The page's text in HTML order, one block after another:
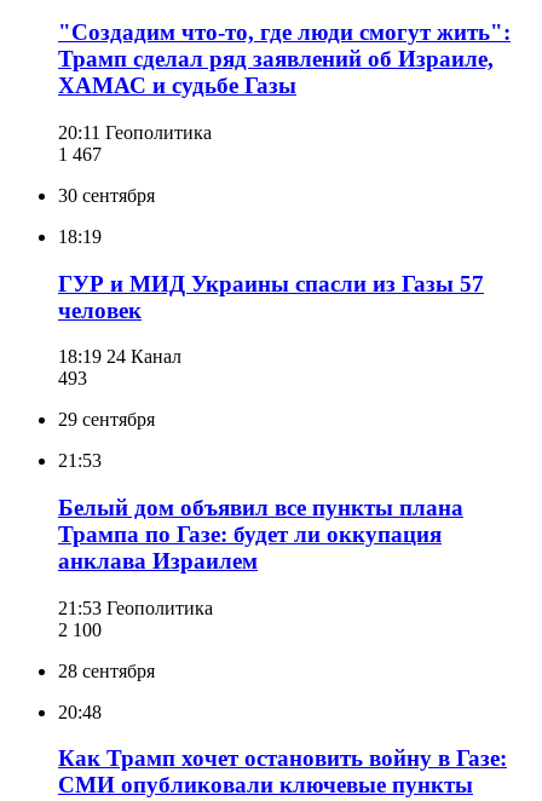
"Создадим что-то, где люди смогут жить":
Трамп сделал ряд заявлений об Израиле,
ХАМАС и судьбе Газы
20:11 Геополитика
1 467
30 сентября
18:19
ГУР и МИД Украины спасли из Газы 57
человек
18:19 24 Канал
493
29 сентября
21:53
Белый дом объявил все пункты плана
Трампа по Газе: будет ли оккупация
анклава Израилем
21:53 Геополитика
2 100
28 сентября
20:48
Как Трамп хочет остановить войну в Газе:
СМИ опубликовали ключевые пункты